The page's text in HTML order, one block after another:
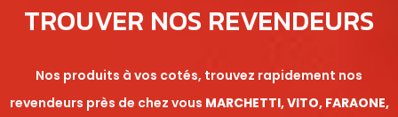
TROUVER NOS REVENDEURS
Nos produits à vos cotés, trouvez rapidement nos
revendeurs près de chez vous MARCHETTI, VITO, FARAONE,